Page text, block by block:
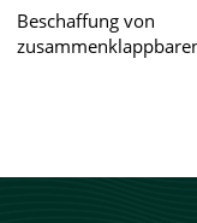
Beschaffung von